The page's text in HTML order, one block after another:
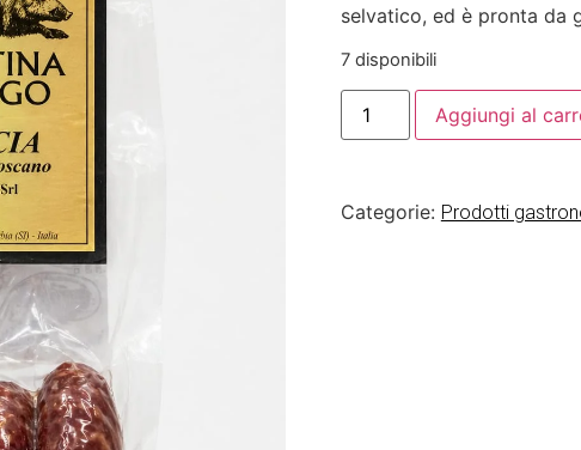
selvatico, ed è pronta da
7 disponibili
Aggiungi al
Categorie: Prodotti